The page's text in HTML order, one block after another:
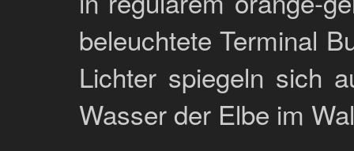
beleuchtete Terminal
Lichter spiegeln sich
Wasser der Elbe im